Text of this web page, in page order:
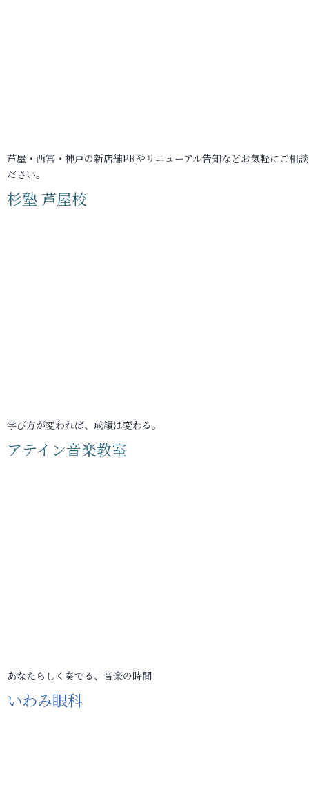
芦屋・西宮・神戸の新店舗PRやリニューアル告知などお気軽にご相
ださい。
杉塾 芦屋校
学び方が変われば、成績は変わる。
アテイン音楽教室
あなたらしく奏でる、音楽の時間
いわみ眼科